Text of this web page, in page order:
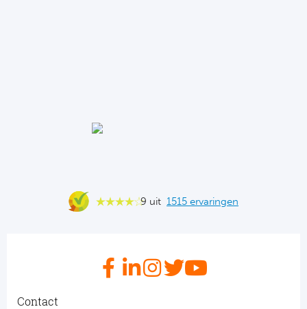
9 uit 1515 ervaringen
Contact